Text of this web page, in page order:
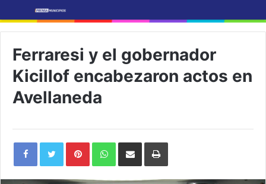
Ferraresi y el gobernador
Kicillof encabezaron actos en
Avellaneda
PinterestWhatsAppShare
Email
Print